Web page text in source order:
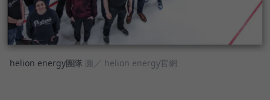
helion energy團隊 圖／ helion energy官網